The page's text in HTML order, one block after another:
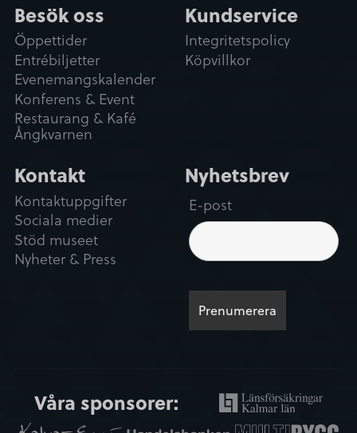
Besök oss
Öppettider
Entrébiljetter
Evenemangskalender
Konferens & Event
Restaurang & Kafé
Ångkvarnen
Kundservice
Integritetspolicy
Köpvillkor
Kontakt
Kontaktuppgifter
Sociala medier
Stöd museet
Nyheter & Press
Nyhetsbrev
E-post
Våra sponsorer: